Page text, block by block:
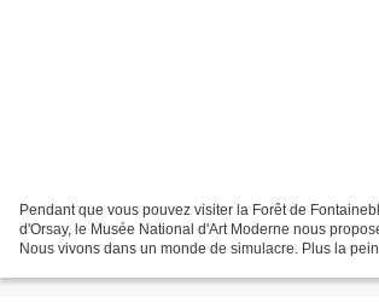
Pendant que vous pouvez visiter la Forêt de
d'Orsay, le Musée National d'Art Moderne nous
Nous vivons dans un monde de simulacre. Plus la